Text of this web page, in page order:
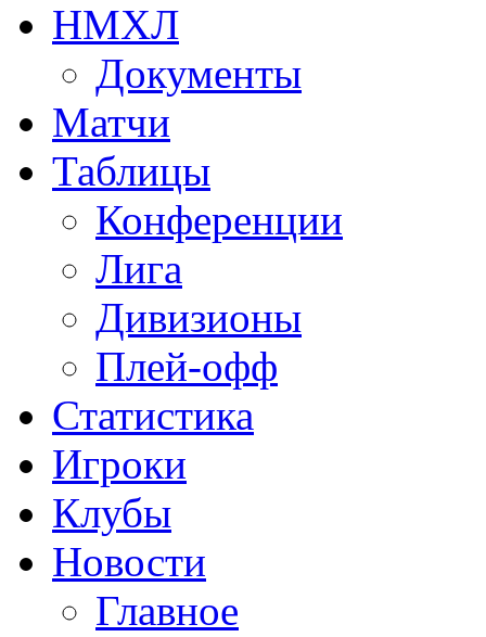
НМХЛ
Документы
Матчи
Таблицы
Конференции
Лига
Дивизионы
Плей-офф
Статистика
Игроки
Клубы
Новости
Главное